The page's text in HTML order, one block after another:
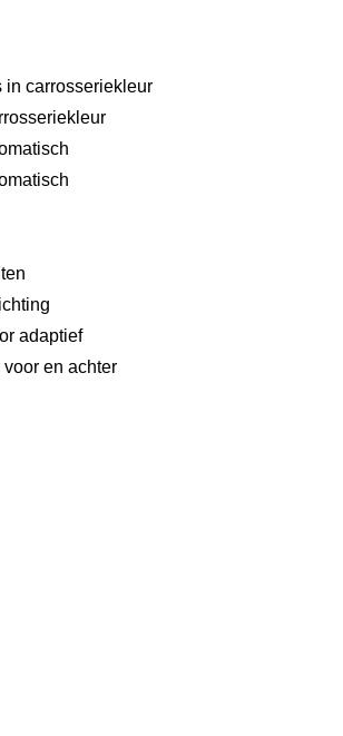
in carrosseriekleur
adaptief
en achter